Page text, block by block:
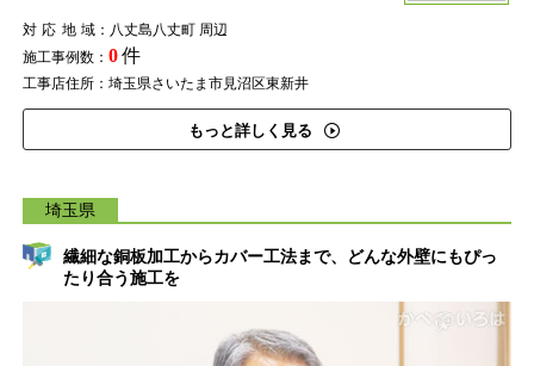
対応地域：八丈島八丈町 周辺
施工事例数： 0件
工事店住所：埼玉県さいたま市見沼区東新井
もっと詳しく見る
埼玉県
繊細な銅板加工からカバー工法まで、どんな外壁にもぴっ
たり合う施工を